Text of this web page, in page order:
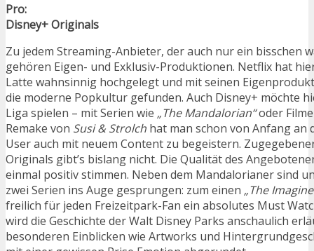
Pro:
Disney+ Originals
Zu jedem Streaming-Anbieter, der auch nur ein bisschen
gehören Eigen- und Exklusiv-Produktionen. Netflix hat
Latte wahnsinnig hochgelegt und mit seinen
die moderne Popkultur gefunden. Auch Disney+ möchte
Liga spielen – mit Serien wie „The Mandalorian“oder
Remake von Susi & Strolch hat man schon von Anfang an
User auch mit neuem Content zu begeistern.
Originals gibt’s bislang nicht. Die Qualität des
einmal positiv stimmen. Neben dem Mandalorianer sind
zwei Serien ins Auge gesprungen: zum einen „The
freilich für jeden Freizeitpark-Fan ein absolutes Must
wird die Geschichte der Walt Disney Parks anschaulich
besonderen Einblicken wie Artworks und